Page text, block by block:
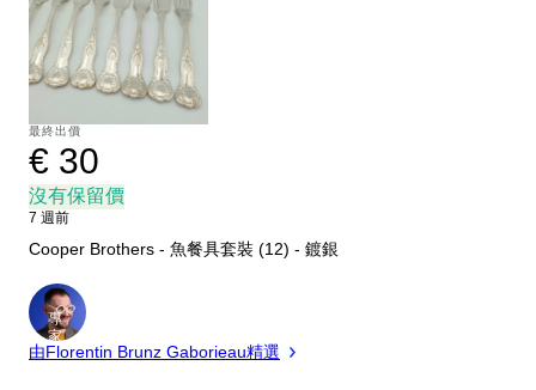
最終出價
€ 30
沒有保留價
7 週前
Cooper Brothers - 魚餐具套裝 (12) - 鍍銀
專
家
由Florentin Brunz Gaborieau精選